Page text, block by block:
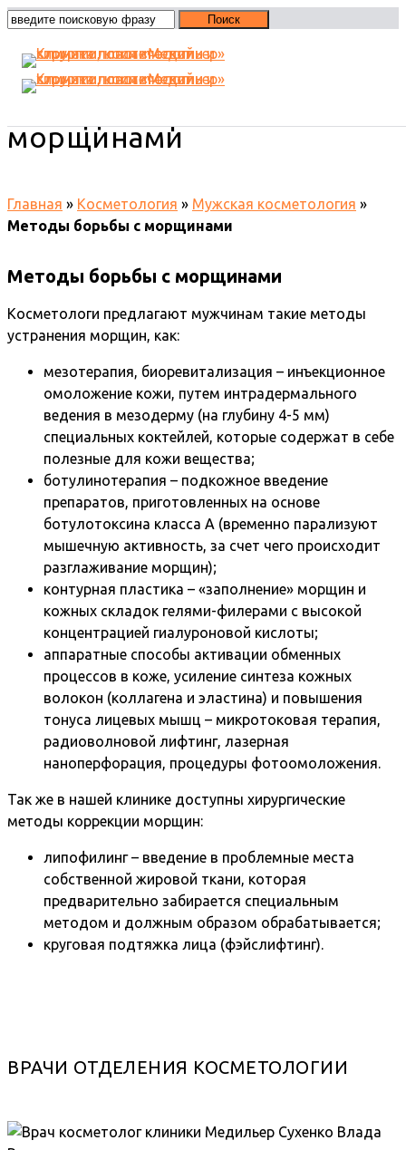
морщинами
Главная » Косметология » Мужская косметология »
Методы борьбы с морщинами
Методы борьбы с морщинами
Косметологи предлагают мужчинам такие методы
устранения морщин, как:
мезотерапия, биоревитализация – инъекционное
омоложение кожи, путем интрадермального
ведения в мезодерму (на глубину 4-5 мм)
специальных коктейлей, которые содержат в себе
полезные для кожи вещества;
ботулинотерапия – подкожное введение
препаратов, приготовленных на основе
ботулотоксина класса А (временно парализуют
мышечную активность, за счет чего происходит
разглаживание морщин);
контурная пластика – «заполнение» морщин и
кожных складок гелями-филерами с высокой
концентрацией гиалуроновой кислоты;
аппаратные способы активации обменных
процессов в коже, усиление синтеза кожных
волокон (коллагена и эластина) и повышения
тонуса лицевых мышц – микротоковая терапия,
радиоволновой лифтинг, лазерная
наноперфорация, процедуры фотоомоложения.
Так же в нашей клинике доступны хирургические
методы коррекции морщин:
липофилинг – введение в проблемные места
собственной жировой ткани, которая
предварительно забирается специальным
методом и должным образом обрабатывается;
круговая подтяжка лица (фэйслифтинг).
ВРАЧИ ОТДЕЛЕНИЯ КОСМЕТОЛОГИИ